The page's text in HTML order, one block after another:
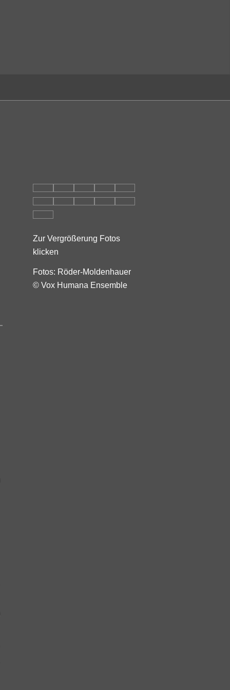
Zur Vergrößerung Fotos
klicken
Fotos: Röder-Moldenhauer
© Vox Humana Ensemble